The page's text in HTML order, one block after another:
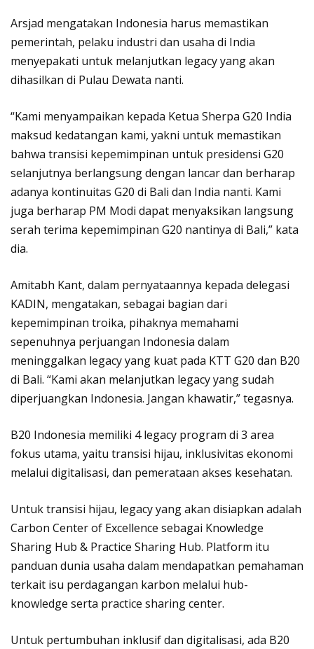
Arsjad mengatakan Indonesia harus memastikan
pemerintah, pelaku industri dan usaha di India
menyepakati untuk melanjutkan legacy yang akan
dihasilkan di Pulau Dewata nanti.
“Kami menyampaikan kepada Ketua Sherpa G20 India
maksud kedatangan kami, yakni untuk memastikan
bahwa transisi kepemimpinan untuk presidensi G20
selanjutnya berlangsung dengan lancar dan berharap
adanya kontinuitas G20 di Bali dan India nanti. Kami
juga berharap PM Modi dapat menyaksikan langsung
serah terima kepemimpinan G20 nantinya di Bali,” kata
dia.
Amitabh Kant, dalam pernyataannya kepada delegasi
KADIN, mengatakan, sebagai bagian dari
kepemimpinan troika, pihaknya memahami
sepenuhnya perjuangan Indonesia dalam
meninggalkan legacy yang kuat pada KTT G20 dan B20
di Bali. “Kami akan melanjutkan legacy yang sudah
diperjuangkan Indonesia. Jangan khawatir,” tegasnya.
B20 Indonesia memiliki 4 legacy program di 3 area
fokus utama, yaitu transisi hijau, inklusivitas ekonomi
melalui digitalisasi, dan pemerataan akses kesehatan.
Untuk transisi hijau, legacy yang akan disiapkan adalah
Carbon Center of Excellence sebagai Knowledge
Sharing Hub & Practice Sharing Hub. Platform itu
panduan dunia usaha dalam mendapatkan pemahaman
terkait isu perdagangan karbon melalui hub-
knowledge serta practice sharing center.
Untuk pertumbuhan inklusif dan digitalisasi, ada B20